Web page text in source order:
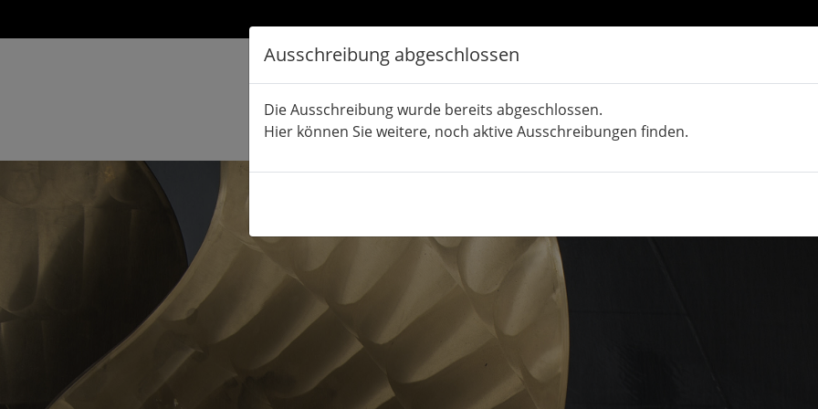
Ausschreibung abgeschlossen
Die Ausschreibung wurde bereits abgeschlossen.
Hier können Sie weitere, noch aktive Ausschreibungen finden.